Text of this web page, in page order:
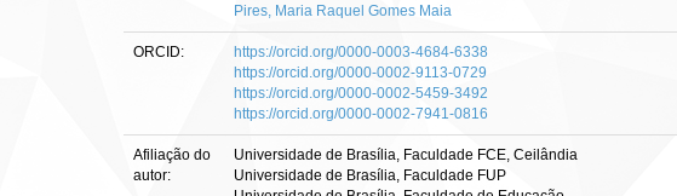
Pires, Maria Raquel Gomes Maia
ORCID:
https://orcid.org/0000-0003-4684-6338
https://orcid.org/0000-0002-9113-0729
https://orcid.org/0000-0002-5459-3492
https://orcid.org/0000-0002-7941-0816
Afiliação do
autor:
Universidade de Brasília, Faculdade FCE, Ceilândia
Universidade de Brasília, Faculdade FUP